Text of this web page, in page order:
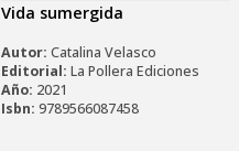
Vida sumergida
Autor: Catalina Velasco
Editorial: La Pollera Ediciones
Año: 2021
Isbn: 9789566087458